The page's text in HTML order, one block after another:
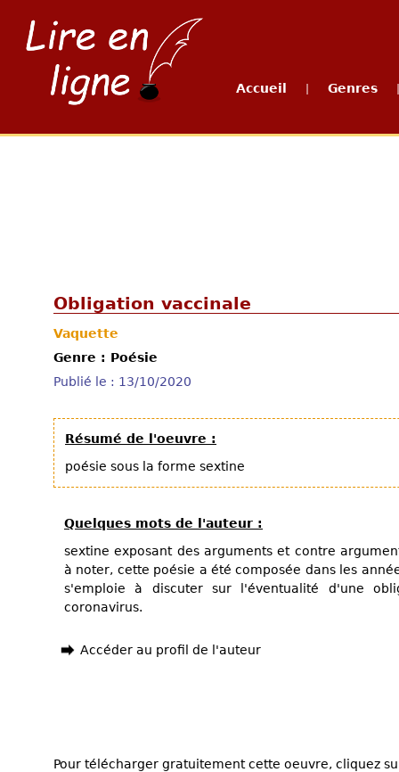
Accueil Genres
Obligation vaccinale
Vaquette
Genre : Poésie
Publié le : 13/10/2020
Résumé de l'oeuvre :
poésie sous la forme sextine
Quelques mots de l'auteur :
sextine exposant des arguments et contre
à noter, cette poésie a été composée dans les
s'emploie à discuter sur l'éventualité d'une
coronavirus.
Accéder au profil de l'auteur
Pour télécharger gratuitement cette oeuvre, cliquez